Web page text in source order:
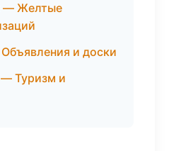
— Желтые
и доски
Туризм и